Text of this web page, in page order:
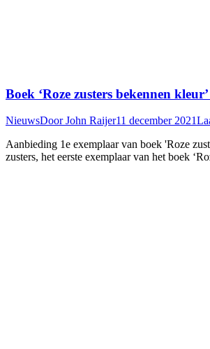
Boek ‘Roze zusters bekennen
NieuwsDoorJohn Raijer11 december 2021
Aanbieding 1e exemplaar van boek 'Roze
zusters, het eerste exemplaar van het boek